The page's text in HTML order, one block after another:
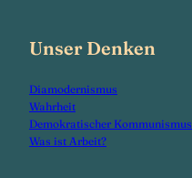
Unser Denken
Diamodernismus
Wahrheit
Demokratischer Kommunismus
Was ist Arbeit?